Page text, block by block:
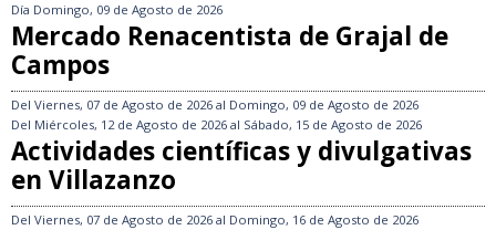
Día Domingo, 09 de Agosto de 2026
Mercado Renacentista de Grajal de
Campos
Del Viernes, 07 de Agosto de 2026 al Domingo, 09 de Agosto de 2026
Del Miércoles, 12 de Agosto de 2026 al Sábado, 15 de Agosto de 2026
Actividades científicas y divulgativas
en Villazanzo
Del Viernes, 07 de Agosto de 2026 al Domingo, 16 de Agosto de 2026